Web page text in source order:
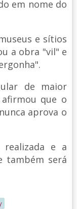
em nome do
e sítios
a obra "vil" e
de maior
que o
aprova o
realizada e a
também será